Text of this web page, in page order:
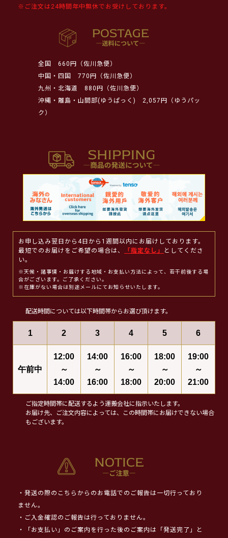
※ご注文は24時間年中無休でお受けしております。
全国
660円（佐川急便）
中国・四国
770円（佐川急便）
九州・北海道
880円（佐川急便）
沖縄・離島・山間部(ゆうぱっく)
2,057円（ゆうパッ
ク）
お申し込み翌日から4日から1週間以内にお届けしております。
最短でのお届けをご希望の場合は、
「指定なし」
としてくださ
い。
※天候・諸事情・お届けする地域・お支払い方法によって、若干前後する場
合がございます。ご了承ください。
※在庫がない場合は別途メールにてお知らせいたします。
配送時間については以下時間帯からお選び頂けます。
1 2 3 4 5 6
午前中
12:00
～
14:00
14:00
～
16:00
16:00
～
18:00
18:00
～
20:00
19:00
～
21:00
ご指定時間帯に配送するよう運搬会社に指示いたします。
お届け先、ご注文内容によっては、この時間帯にお届けできない場合
もございます。
・発送の際のこちらからのお電話でのご報告は一切行っており
ません。
・ご入金確認のご報告は行っておりません。
・「お支払い」のご案内を行った後のご案内は「発送完了」と